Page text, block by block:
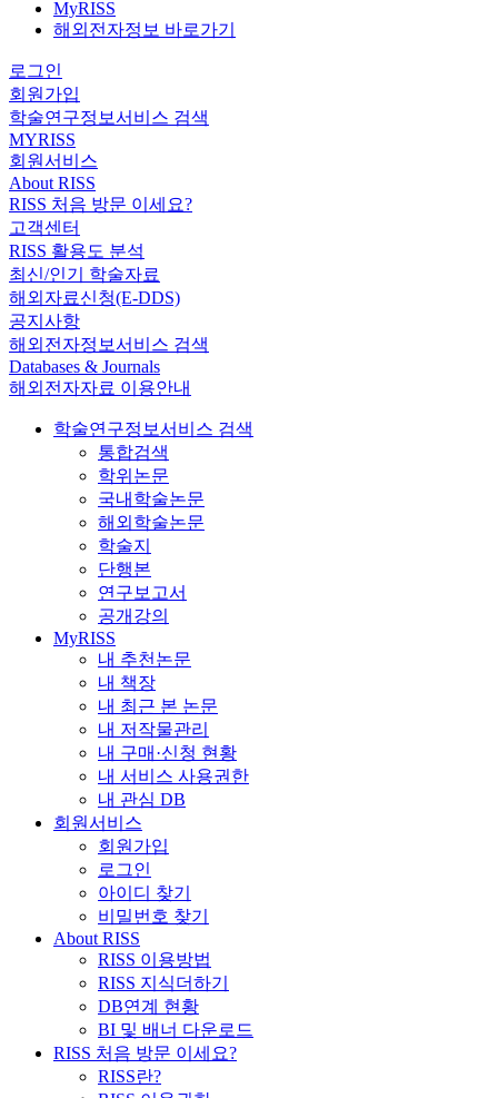
MyRISS
해외전자정보 바로가기
로그인
회원가입
학술연구정보서비스 검색
MYRISS
회원서비스
About RISS
RISS 처음 방문 이세요?
고객센터
RISS 활용도 분석
최신/인기 학술자료
해외자료신청(E-DDS)
공지사항
해외전자정보서비스 검색
Databases & Journals
해외전자자료 이용안내
학술연구정보서비스 검색
통합검색
학위논문
국내학술논문
해외학술논문
학술지
단행본
연구보고서
공개강의
MyRISS
내 추천논문
내 책장
내 최근 본 논문
내 저작물관리
내 구매·신청 현황
내 서비스 사용권한
내 관심 DB
회원서비스
회원가입
로그인
아이디 찾기
비밀번호 찾기
About RISS
RISS 이용방법
RISS 지식더하기
DB연계 현황
BI 및 배너 다운로드
RISS 처음 방문 이세요?
RISS란?